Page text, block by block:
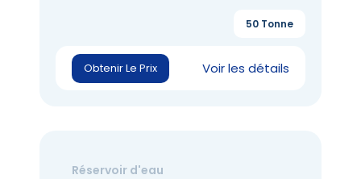
Obtenir Le Prix Voir les détails
50 Tonne
Réservoir d'eau